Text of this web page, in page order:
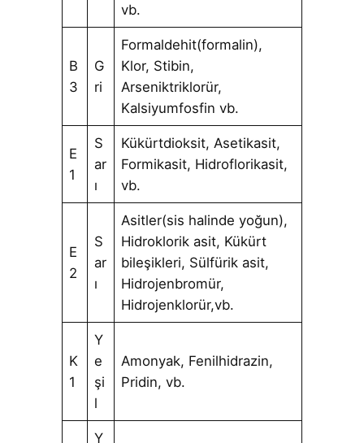
vb.
B
3
G
ri
Formaldehit(formalin),
Klor, Stibin,
Arseniktriklorür,
Kalsiyumfosfin vb.
E
1
S
ar
ı
Kükürtdioksit, Asetikasit,
Formikasit, Hidroflorikasit,
vb.
E
2
S
ar
ı
Asitler(sis halinde yoğun),
Hidroklorik asit, Kükürt
bileşikleri, Sülfürik asit,
Hidrojenbromür,
Hidrojenklorür,vb.
K
1
Y
e
şi
l
Amonyak, Fenilhidrazin,
Pridin, vb.
Y